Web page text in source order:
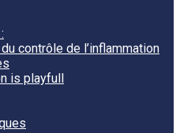
contrôle de l’inflammation
is playfull